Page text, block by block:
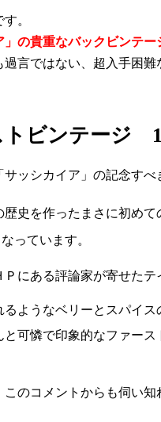
。
の貴重なバックビンテー
言ではない、超入手困
トビンテージ
ッシカイア」の記念す
史を作ったまさに初め
っています。
にある評論家が寄せた
ようなベリーとスパイ
可憐で印象的なファー
のコメントからも伺い知